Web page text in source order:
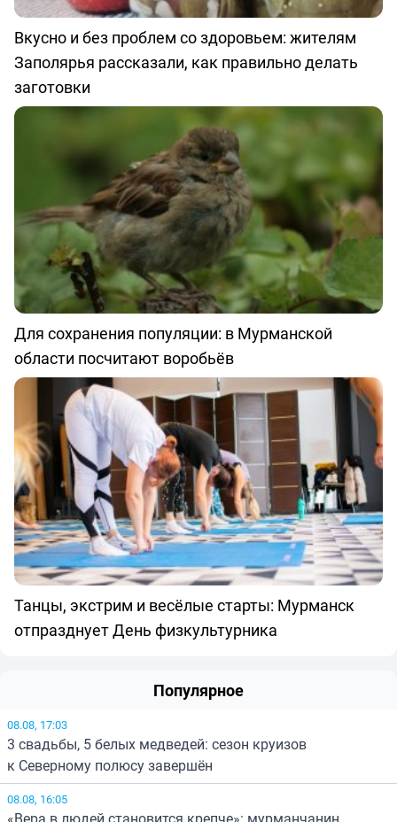
Вкусно и без проблем со здоровьем: жителям
Заполярья рассказали, как правильно делать
заготовки
Для сохранения популяции: в Мурманской
области посчитают воробьёв
Танцы, экстрим и весёлые старты: Мурманск
отпразднует День физкультурника
Популярное
08.08, 17:03
3 свадьбы, 5 белых медведей: сезон круизов
к Северному полюсу завершён
08.08, 16:05